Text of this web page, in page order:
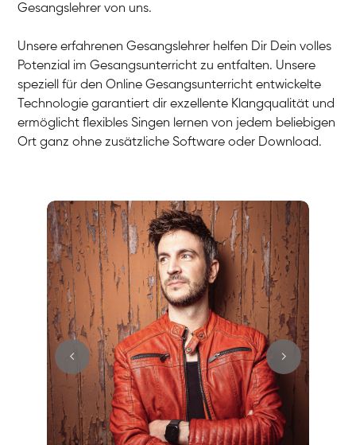
Gesangslehrer von uns.
Unsere erfahrenen Gesangslehrer helfen Dir Dein volles
Potenzial im Gesangsunterricht zu entfalten. Unsere
speziell für den Online Gesangsunterricht entwickelte
Technologie garantiert dir exzellente Klangqualität und
ermöglicht flexibles Singen lernen von jedem beliebigen
Ort ganz ohne zusätzliche Software oder Download.
Stefan
Gesang / Vocal